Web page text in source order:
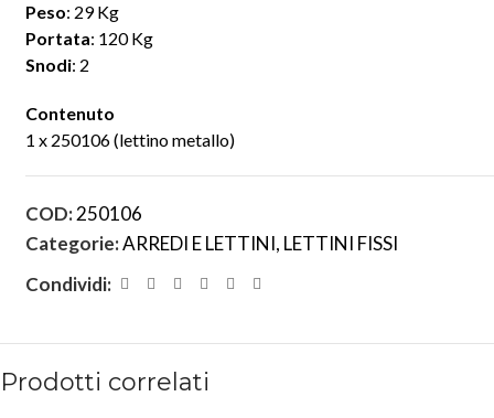
Peso: 29 Kg
Portata: 120 Kg
Snodi: 2
Contenuto
1 x 250106 (lettino metallo)
COD:250106
Categorie:ARREDI E LETTINI, LETTINI FISSI
Condividi:
Prodotti correlati